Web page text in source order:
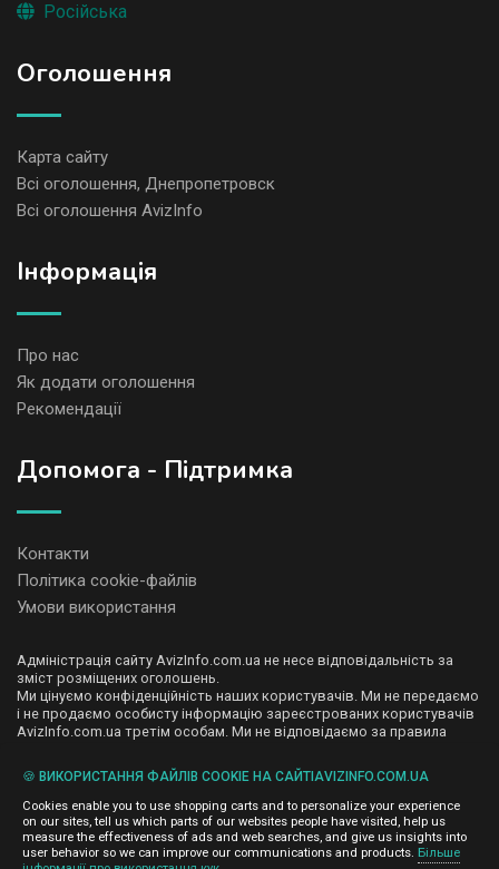
Російська
Оголошення
Карта сайту
Всі оголошення, Днепропетровск
Всі оголошення AvizInfo
Iнформація
Про нас
Як додати оголошення
Рекомендації
Допомога - Підтримка
Контакти
Політика cookie-файлів
Умови використання
Адміністрація сайту AvizInfo.com.ua не несе відповідальність за
зміст розміщених оголошень.
Ми цінуємо конфіденційність наших користувачів. Ми не передаємо
і не продаємо особисту інформацію зареєстрованих користувачів
AvizInfo.com.ua третім особам. Ми не відповідаємо за правила
деяких сторінках нашого сайту представлена реклама Google
Adsense Advertising Network. Щоб дізнатися детальніше про
правила конфіденційності Googleнатисніть тут.
🍪 ВИКОРИСТАННЯ ФАЙЛІВ COOKIE НА САЙТІAVIZINFO.COM.UA
Cookies enable you to use shopping carts and to personalize your experience
on our sites, tell us which parts of our websites people have visited, help us
measure the effectiveness of ads and web searches, and give us insights into
user behavior so we can improve our communications and products. Більше